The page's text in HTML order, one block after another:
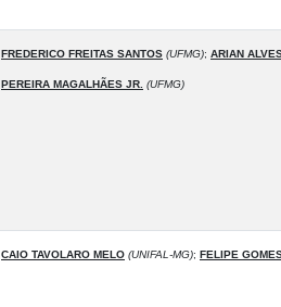
FREDERICO FREITAS SANTOS (UFMG); ARIAN
PEREIRA MAGALHÃES JR. (UFMG)
CAIO TAVOLARO MELO (UNIFAL-MG); FELIPE